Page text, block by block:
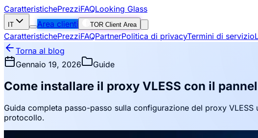
CaratteristichePrezziFAQLooking Glass
IT Area clienti TOR Client Area
CaratteristichePrezziFAQPartnerPolitica di privacyTermini di servizio
Torna al blog
Gennaio 19, 2026
Guide
Come installare il proxy VLESS con il
Guida completa passo-passo sulla configurazione del proxy
protocollo.